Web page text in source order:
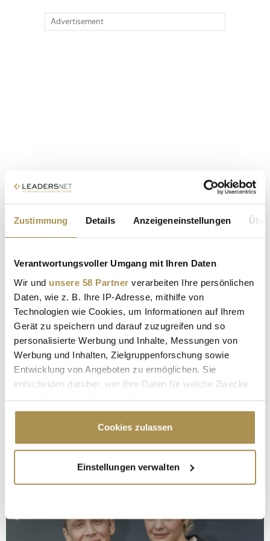
Zustimmung Details Anzeigeneinstellungen
Verantwortungsvoller Umgang mit Ihren Daten
Wir und unsere 58 Partner verarbeiten Ihre persönlichen
Daten, wie z. B. Ihre IP-Adresse, mithilfe von
Technologien wie Cookies, um Informationen auf Ihrem
Gerät zu speichern und darauf zuzugreifen und so
personalisierte Werbung und Inhalte, Messungen von
Werbung und Inhalten, Zielgruppenforschung sowie
Entwicklung von Angeboten zu ermöglichen. Sie
entscheiden darüber, wer Ihre Daten für welche Zwecke
Cookie-Erklärung oder durch Klicken auf das Privacy
Trigger Symbol ändern oder widerrufen
Informationen über Ihre geografische Lage
erfassen, welche bis auf einige Meter genau sein
bestimmten Merkmalen (Fingerprinting) identifizieren
Cookies zulassen
Einstellungen verwalten
Advertisement